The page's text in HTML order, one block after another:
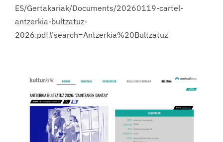
ES/Gertakariak/Documents/20260119-cartel-
antzerkia-bultzatuz-
2026.pdf#search=Antzerkia%20Bultzatuz